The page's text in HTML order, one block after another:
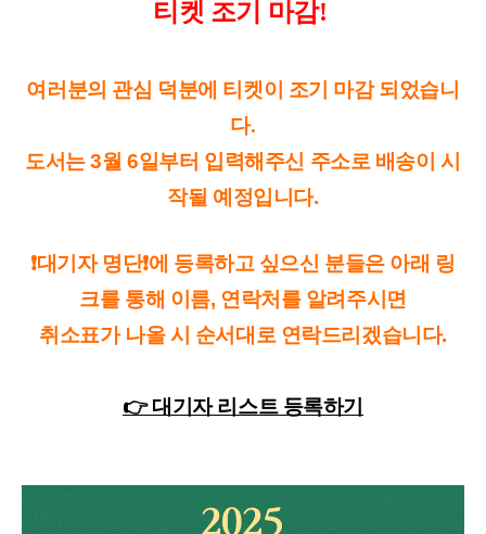
티켓 조기 마감!
여러분의 관심 덕분에 티켓이 조기 마감 되었습니
다.
도서는 3월 6일부터 입력해주신 주소로 배송이 시
작될 예정입니다.
❗대기자 명단❗에 등록하고 싶으신 분들은 아래 링
크를 통해 이름, 연락처를 알려주시면
취소표가 나올 시 순서대로 연락드리겠습니다.
👉 대기자 리스트 등록하기